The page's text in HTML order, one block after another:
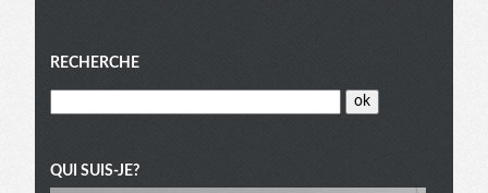
Menu
RECHERCHE
QUI SUIS-JE?